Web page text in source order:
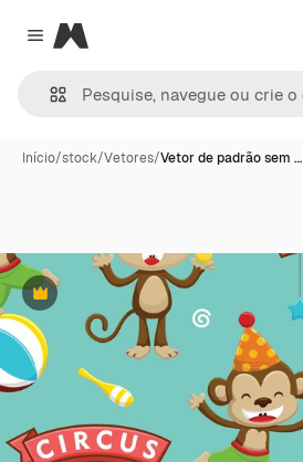
Close menu
Magnific
Início/stock/Vetores/Vetor de padrão sem …
Premium